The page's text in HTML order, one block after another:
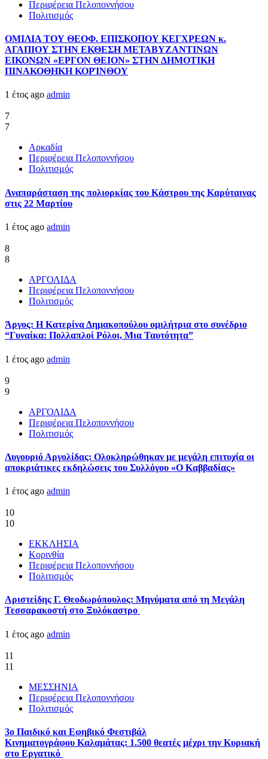
Περιφέρεια Πελοποννήσου
Πολιτισμός
ΟΜΙΛΙΑ ΤΟΥ ΘΕΟΦ. ΕΠΙΣΚΟΠΟΥ ΚΕΓΧΡΕΩΝ κ.
ΑΓΑΠΙΟΥ ΣΤΗΝ ΕΚΘΕΣΗ ΜΕΤΑΒΥΖΑΝΤΙΝΩΝ
ΕΙΚΟΝΩΝ «ΕΡΓΟΝ ΘΕΙΟΝ» ΣΤΗΝ ΔΗΜΟΤΙΚΗ
ΠΙΝΑΚΟΘΗΚΗ ΚΟΡΊΝΘΟΥ
1 έτος ago admin
7
7
Αρκαδία
Περιφέρεια Πελοποννήσου
Πολιτισμός
Αναπαράσταση της πολιορκίας του Κάστρου της Καρύταινας
στις 22 Μαρτίου
1 έτος ago admin
8
8
ΑΡΓΟΛΙΔΑ
Περιφέρεια Πελοποννήσου
Πολιτισμός
Άργος: Η Κατερίνα Δημακοπούλου ομιλήτρια στο συνέδριο
“Γυναίκα: Πολλαπλοί Ρόλοι, Μια Ταυτότητα”
1 έτος ago admin
9
9
ΑΡΓΟΛΙΔΑ
Περιφέρεια Πελοποννήσου
Πολιτισμός
Λυγουριό Αργολίδας: Ολοκληρώθηκαν με μεγάλη επιτυχία οι
αποκριάτικες εκδηλώσεις του Συλλόγου «Ο Καββαδίας»
1 έτος ago admin
10
10
ΕΚΚΛΗΣΙΑ
Κορινθία
Περιφέρεια Πελοποννήσου
Πολιτισμός
Αριστείδης Γ. Θεοδωρόπουλος: Μηνύματα από τη Μεγάλη
Τεσσαρακοστή στο Ξυλόκαστρο
1 έτος ago admin
11
11
ΜΕΣΣΗΝΙΑ
Περιφέρεια Πελοποννήσου
Πολιτισμός
3ο Παιδικό και Εφηβικό Φεστιβάλ
Κινηματογράφου Καλαμάτας: 1.500 θεατές μέχρι την Κυριακή
στο Εργατικό